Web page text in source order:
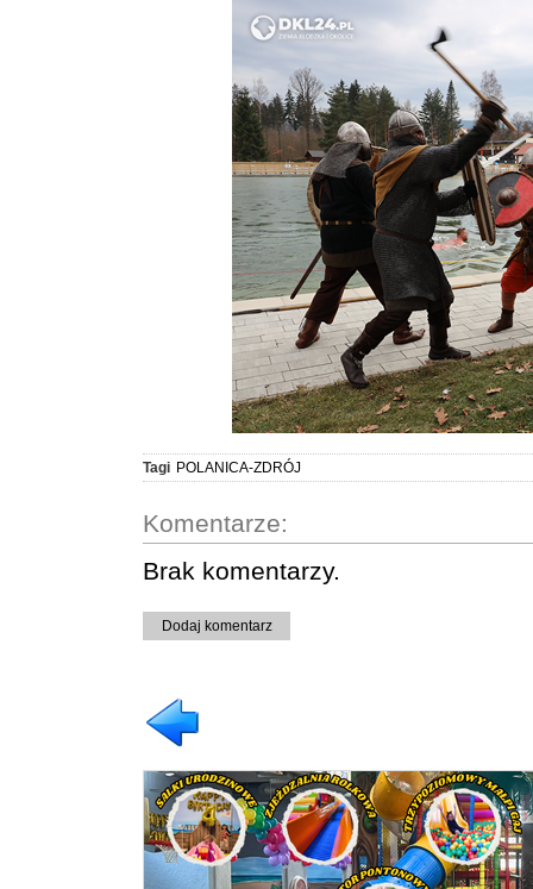
Tagi POLANICA-ZDRÓJ
Komentarze:
Brak komentarzy.
Dodaj komentarz